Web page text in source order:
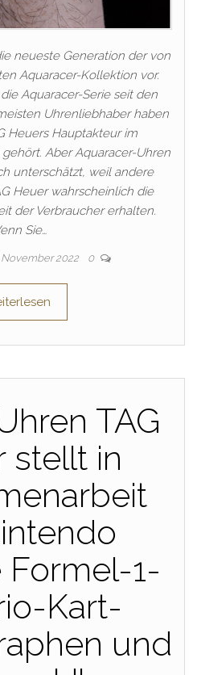
neueste Generation der von
Aquaracer-Kollektion vor.
Aquaracer-Serie seit den
Uhrenliebhaber haben
Heuers Hauptakteur im
Aber Aquaracer-Uhren
unterschätzt, weil andere
Heuer wahrscheinlich die
der Verbraucher erhalten.
Sie…
November 2022 0
TAG
stellt in
Formel-1-
Kart-
und